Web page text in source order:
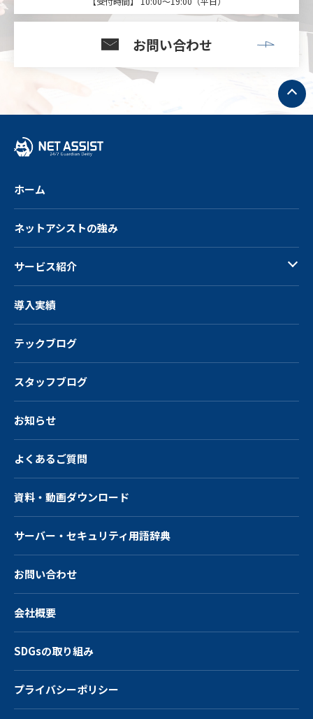
お問い合わせ
ト
ッ
プ
へ
ホーム
ネットアシストの強み
サービス紹介
導入実績
テックブログ
スタッフブログ
お知らせ
よくあるご質問
資料・動画ダウンロード
サーバー・ セキュリティ用語辞典
お問い合わせ
会社概要
SDGsの取り組み
プライバシーポリシー